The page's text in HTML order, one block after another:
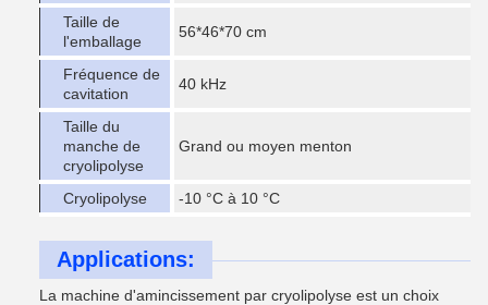
Taille de
l'emballage
56*46*70 cm
Fréquence de
cavitation
40 kHz
Taille du
manche de
cryolipolyse
Grand ou moyen menton
Cryolipolyse -10 °C à 10 °C
Applications:
La machine d'amincissement par cryolipolyse est un choix